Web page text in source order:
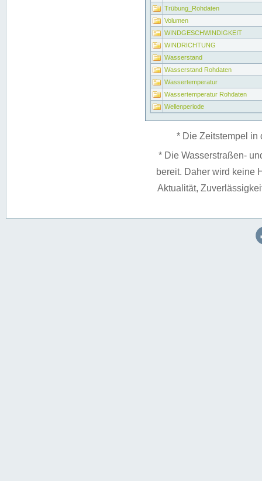
Trübung_Rohdaten
Volumen
WINDGESCHWINDIGKEIT
WINDRICHTUNG
Wasserstand
Wasserstand Rohdaten
Wassertemperatur
Wassertemperatur Rohdaten
Wellenperiode
* Die Zeitstempel in
* Die Wasserstraßen-
bereit. Daher wird keine
Aktualität,